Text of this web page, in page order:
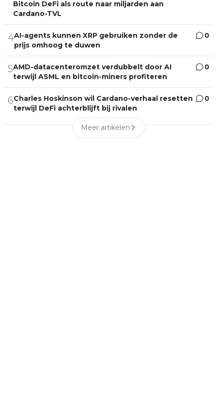
Bitcoin DeFi als route naar miljarden aan
Cardano-TVL
4AI-agents kunnen XRP gebruiken zonder de
prijs omhoog te duwen
0
5AMD-datacenteromzet verdubbelt door AI
terwijl ASML en bitcoin-miners profiteren
0
6Charles Hoskinson wil Cardano-verhaal resetten
terwijl DeFi achterblijft bij rivalen
0
Meer artikelen